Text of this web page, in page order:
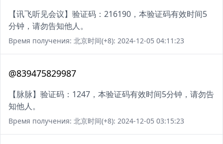
【讯飞听见会议】验证码：216190，本验证码有效时间5
分钟，请勿告知他人。
Время получения: 北京时间(+8): 2024-12-05 04:11:23
@839475829987
【脉脉】验证码：1247，本验证码有效时间5分钟，请勿告
知他人。
Время получения: 北京时间(+8): 2024-12-05 03:15:23